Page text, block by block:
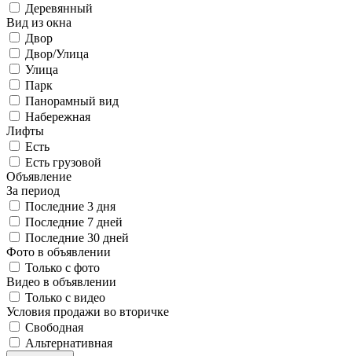
Деревянный
Вид из окна
Двор
Двор/Улица
Улица
Парк
Панорамный вид
Набережная
Лифты
Есть
Есть грузовой
Объявление
За период
Последние 3 дня
Последние 7 дней
Последние 30 дней
Фото в объявлении
Только с фото
Видео в объявлении
Только с видео
Условия продажи во вторичке
Свободная
Альтернативная